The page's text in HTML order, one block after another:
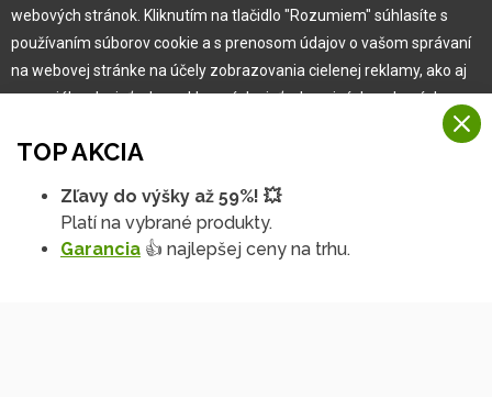
Garancia najlepšej ceny
Užívateľský manuál
Obchodné podmienky
Zákazník & partner
Novinky
TOP AKCIA
Zľavy do výšky až 59%! 💥
Platí na vybrané produkty.
Garancia 👍 najlepšej ceny na trhu.
webových stránok. Kliknutím na tlačidlo "Rozumiem" súhlasíte s
používaním súborov cookie a s prenosom údajov o vašom správaní
na webovej stránke na účely zobrazovania cielenej reklamy, ako aj
na sociálnych sieťach a reklamných sieťach na iných webových
Viac informácií
Na našich webových stránkach používame niekoľko kategórií
Rozumiem